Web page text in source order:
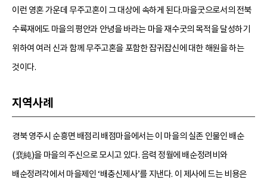
이런 영혼 가운데 무주고혼이 그 대상에 속하게 된다.마을굿으로서의 전북
수륙재에도 마을의 평안과 안녕을 바라는 마을 재수굿의 목적을 달성하기
위하여 여러 신과 함께 무주고혼을 포함한 잡귀잡신에 대한 해원을 하는
것이다.
지역사례
경북 영주시 순흥면 배점리 배점마을에서는 이 마을의 실존 인물인 배순
(裵純)을 마을의 주신으로 모시고 있다. 음력 정월에 배순정려비와
배순정려각에서 마을제인 ‘배충신제사’를 지낸다. 이 제사에 드는 비용은